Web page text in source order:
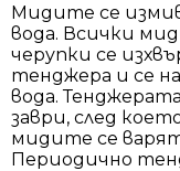
Мидите се
вода. Всички
черупки се
тенджера и се
вода.
заври, след
мидите се
Периодично